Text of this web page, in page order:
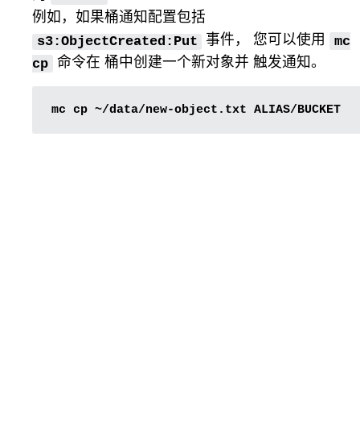
例如，如果桶通知配置包括
s3:ObjectCreated:Put 事件， 您可以使用
mc
cp 命令在 桶中创建一个新对象并 触发通知。
mc cp ~/data/new-object.txt